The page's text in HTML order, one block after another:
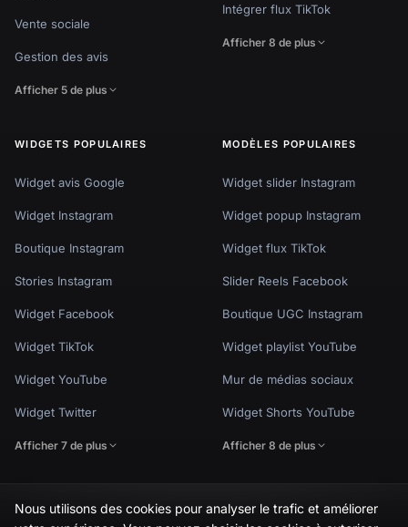
Vente sociale
Gestion des avis
Afficher 5 de plus
Intégrer flux TikTok
Afficher 8 de plus
WIDGETS POPULAIRES
Widget avis Google
Widget Instagram
Boutique Instagram
Stories Instagram
Widget Facebook
Widget TikTok
Widget YouTube
Widget Twitter
Afficher 7 de plus
MODÈLES POPULAIRES
Widget slider Instagram
Widget popup Instagram
Widget flux TikTok
Slider Reels Facebook
Boutique UGC Instagram
Widget playlist YouTube
Mur de médias sociaux
Widget Shorts YouTube
Afficher 8 de plus
Nous utilisons des cookies pour analyser le trafic et améliorer
🇬🇧Would you prefer this site in English?